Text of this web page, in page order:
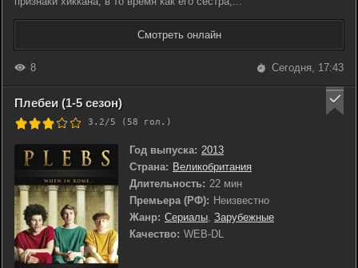
Смотреть онлайн
8 Сегодня, 17:43
Плебеи (1-5 сезон)
3.2/5 (58 гол.)
Год выпуска: 2013
Страна: Великобритания
Длительность: 22 мин
Премьера (РФ): Неизвестно
Жанр: Сериалы, Зарубежные
Качество: WEB-DL